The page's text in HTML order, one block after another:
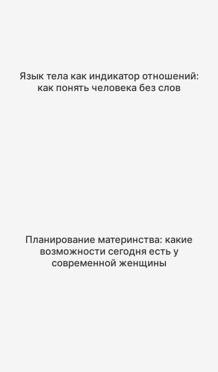
Язык тела как индикатор отношений:
как понять человека без слов
Планирование материнства: какие
возможности сегодня есть у
современной женщины